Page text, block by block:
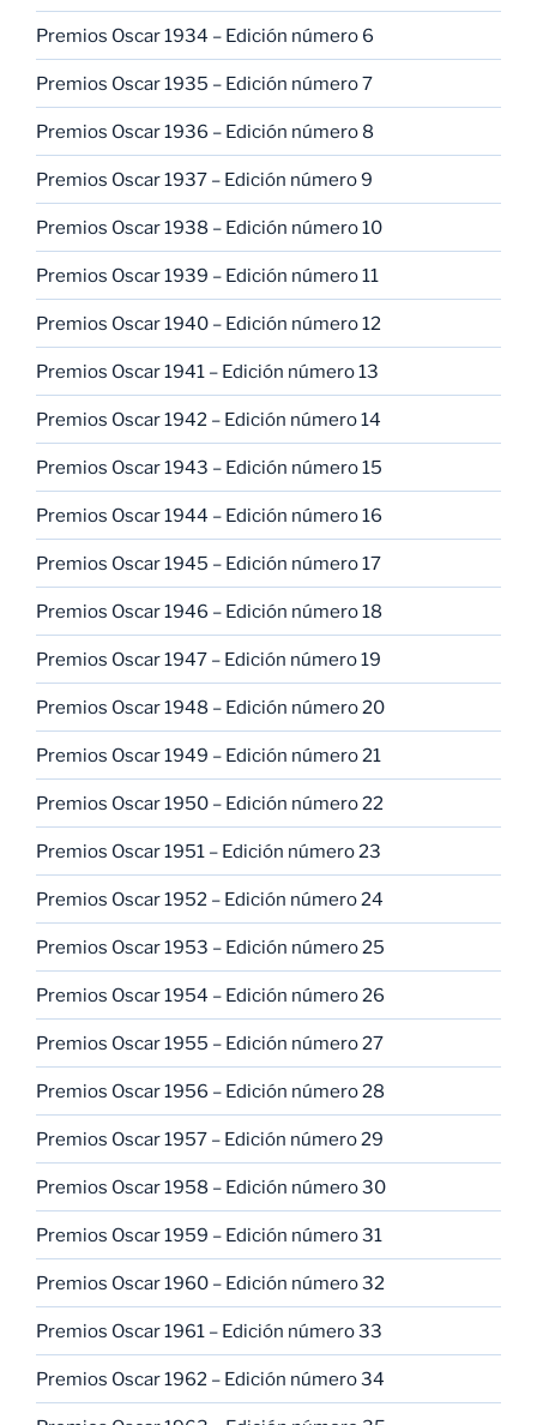
Premios Oscar 1934 – Edición número 6
Premios Oscar 1935 – Edición número 7
Premios Oscar 1936 – Edición número 8
Premios Oscar 1937 – Edición número 9
Premios Oscar 1938 – Edición número 10
Premios Oscar 1939 – Edición número 11
Premios Oscar 1940 – Edición número 12
Premios Oscar 1941 – Edición número 13
Premios Oscar 1942 – Edición número 14
Premios Oscar 1943 – Edición número 15
Premios Oscar 1944 – Edición número 16
Premios Oscar 1945 – Edición número 17
Premios Oscar 1946 – Edición número 18
Premios Oscar 1947 – Edición número 19
Premios Oscar 1948 – Edición número 20
Premios Oscar 1949 – Edición número 21
Premios Oscar 1950 – Edición número 22
Premios Oscar 1951 – Edición número 23
Premios Oscar 1952 – Edición número 24
Premios Oscar 1953 – Edición número 25
Premios Oscar 1954 – Edición número 26
Premios Oscar 1955 – Edición número 27
Premios Oscar 1956 – Edición número 28
Premios Oscar 1957 – Edición número 29
Premios Oscar 1958 – Edición número 30
Premios Oscar 1959 – Edición número 31
Premios Oscar 1960 – Edición número 32
Premios Oscar 1961 – Edición número 33
Premios Oscar 1962 – Edición número 34